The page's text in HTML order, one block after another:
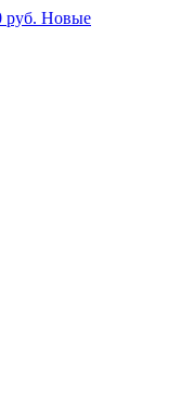
руб. Новые